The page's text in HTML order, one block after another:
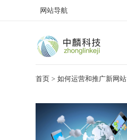
网站导航
首页 > 如何运营和推广新网站